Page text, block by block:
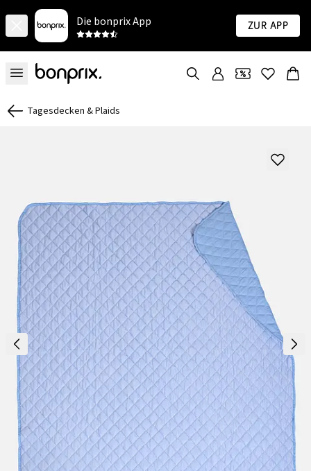
Die bonprix App Zur App
Tagesdecken & Plaids